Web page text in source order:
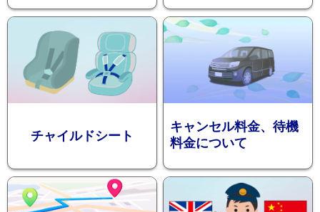
送迎
京
成
田
チャイルドシート
キャンセル料金、待機
料金について